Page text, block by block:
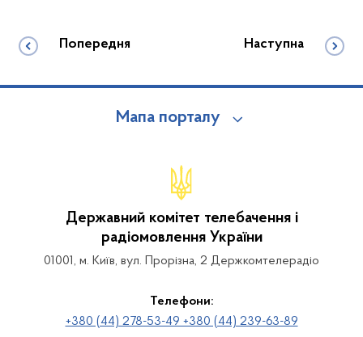
Попередня Наступна
Мапа порталу
Державний комітет телебачення і
радіомовлення України
01001, м. Київ, вул. Прорізна, 2 Держкомтелерадіо
Телефони:
+380 (44) 278-53-49 +380 (44) 239-63-89